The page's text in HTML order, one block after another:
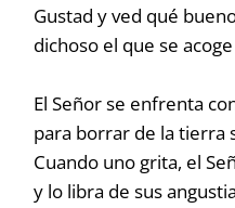
Gustad y ved qué
dichoso el que se
El Señor se enfrenta
para borrar de la tierra
Cuando uno grita, el
y lo libra de sus